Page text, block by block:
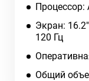
Процессор:
Экран:
120 Гц
Общий